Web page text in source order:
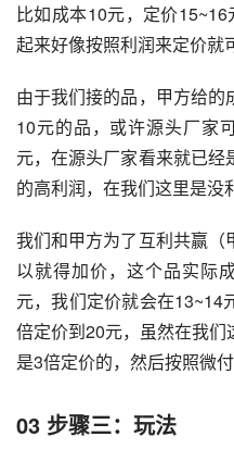
比如成本10元，定价
起来好像按照利润来定价就
由于我们接的品，甲方给
10元的品，或许源头厂家
元，在源头厂家看来就已
的高利润，在我们这里是没
我们和甲方为了互利共赢
以就得加价，这个品实际
元，我们定价就会在13~14
倍定价到20元，虽然在我
是3倍定价的，然后按照微
03 步骤三：玩法